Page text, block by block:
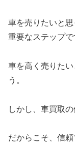
車を売りたいと
重要なステップで
車を高く売りた
う。
しかし、車買取
だからこそ、信